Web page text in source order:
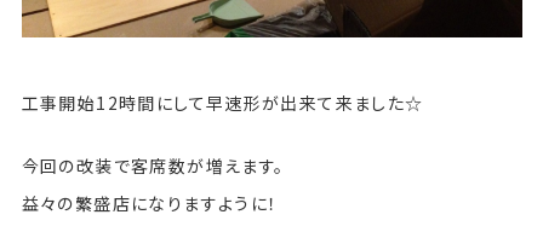
工事開始12時間にして早速形が出来て来ました☆
今回の改装で客席数が増えます。
益々の繁盛店になりますように！